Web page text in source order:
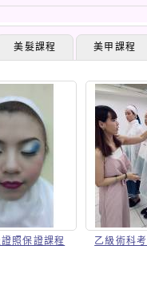
美髮課程 美甲課程
照保證課程 乙級術科